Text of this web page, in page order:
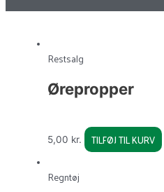
Restsalg
Ørepropper
5,00 kr. TILFØJ TIL KURV
Regntøj